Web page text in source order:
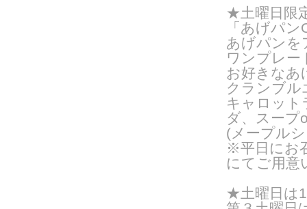
★土曜日限
「あげパ
あげパンを
ワンプレー
お好きなあ
クランブル
キャロット
ダ、スープ
(メープル
※平日にお
にてご用意
★土曜日は